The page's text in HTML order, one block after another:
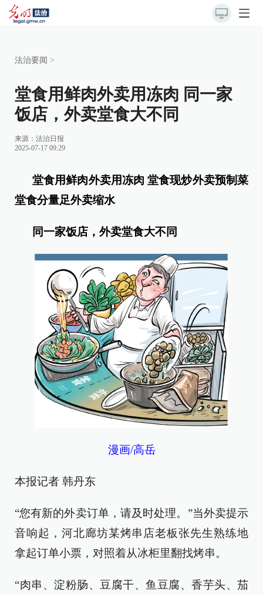
法治要闻 >
堂食用鲜肉外卖用冻肉 同一家
饭店，外卖堂食大不同
来源： 法治日报
2025-07-17 09:29
堂食用鲜肉外卖用冻肉 堂食现炒外卖预制菜
堂食分量足外卖缩水
同一家饭店，外卖堂食大不同
漫画/高岳
本报记者 韩丹东
“您有新的外卖订单，请及时处理。”当外卖提示
音响起，河北廊坊某烤串店老板张先生熟练地
拿起订单小票，对照着从冰柜里翻找烤串。
“肉串、淀粉肠、豆腐干、鱼豆腐、香芋头、茄